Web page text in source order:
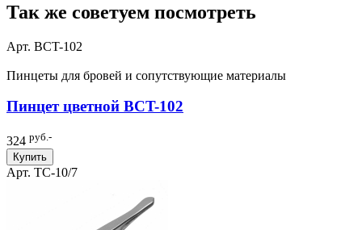
Так же советуем посмотреть
Арт. BCT-102
Пинцеты для бровей и сопутствующие материалы
Пинцет цветной BCT-102
324 руб.-
Купить
Арт. TC-10/7